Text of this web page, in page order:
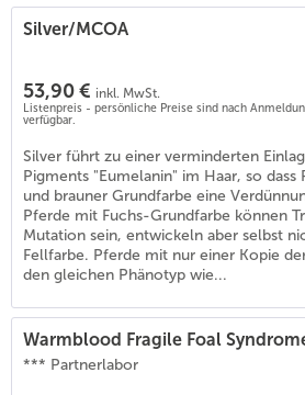
Silver/MCOA
53,90 € inkl. MwSt.
Listenpreis - persönliche Preise sind nach
verfügbar.
Silver führt zu einer verminderten
Pigments "Eumelanin" im Haar, so
und brauner Grundfarbe eine
Pferde mit Fuchs-Grundfarbe können
Mutation sein, entwickeln aber selbst
Fellfarbe. Pferde mit nur einer Kopie
den gleichen Phänotyp wie...
Warmblood Fragile Foal
*** Partnerlabor